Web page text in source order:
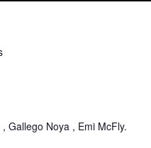
Gallego Noya , Emi McFly.